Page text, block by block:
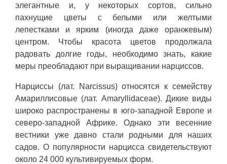
элегантные и, у некоторых сортов, сильно
пахнущие цветы с белыми или желтыми
лепестками и ярким (иногда даже оранжевым)
центром. Чтобы красота цветов продолжала
радовать долгие годы, необходимо знать, какие
меры преобладают при выращивании нарциссов.
Нарциссы (лат. Narcissus) относятся к семейству
Амариллисовые (лат. Amaryllidaceae). Дикие виды
широко распространены в юго-западной Европе и
северо-западной Африке. Однако эти весенние
вестники уже давно стали родными для наших
садов. О популярности нарцисса свидетельствуют
около 24 000 культивируемых форм.